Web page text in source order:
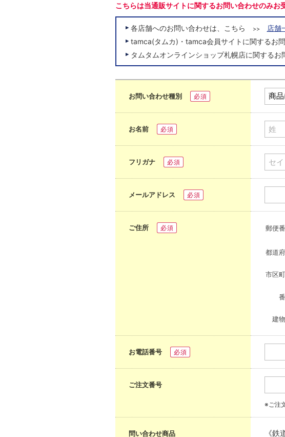
こちらは当通販サイトに関するお問い合わせのみお
各店舗へのお問い合わせは、こちら >>
店舗
tamca(タムカ)・tamca会員サイトに関するお
タムタムオンラインショップ札幌店に関する
お問い合わせ種別 必須
お名前 必須
フリガナ 必須
メールアドレス 必須
ご住所 必須 郵便
都道
市区
建
お電話番号 必須
ご注文番号
※ご注
問い合わせ商品 《